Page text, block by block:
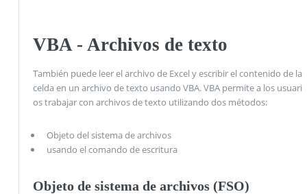
VBA - Archivos de texto
También puede leer el archivo de Excel y escribir el contenido de la
celda en un archivo de texto usando VBA. VBA permite a los usuari
os trabajar con archivos de texto utilizando dos métodos:
Objeto del sistema de archivos
usando el comando de escritura
Objeto de sistema de archivos (FSO)